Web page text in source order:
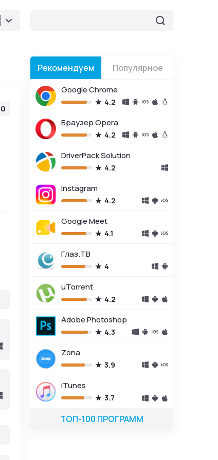
0
Рекомендуем Популярное
Google Chrome
4.2
Браузер Opera
4.2
DriverPack Solution
4.2
Instagram
4.2
Google Meet
4.1
Глаз.ТВ
4
uTorrent
4.2
Adobe Photoshop
4.3
Zona
3.9
iTunes
3.7
ТОП-100 ПРОГРАММ